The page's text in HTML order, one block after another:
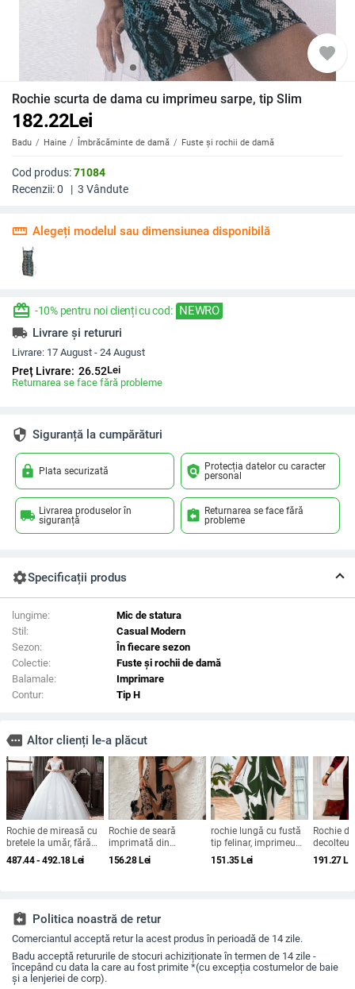
favorite
Rochie scurta de dama cu imprimeu sarpe, tip Slim
182.22Lei
Badu Haine Îmbrăcăminte de damă Fuste și rochii de damă
Cod produs:71084
Recenzii:0 | 3 Vândute
straighten Alegeți modelul sau dimensiunea disponibilă
redeem -10% pentru noi clienți cu cod: NEWRO
local_shipping Livrare și retururi
Livrare: 17 August - 24 August
Preț Livrare: 26.52Lei
Returnarea se face fără probleme
security Siguranță la cumpărături
lock Plata securizată policy Protecția datelor cu caracter
personal
local_shipping Livrarea produselor în
siguranță
assignment_return Returnarea se face fără
probleme
settingsSpecificații produs
lungime:
Mic de statura
Stil:
Casual Modern
Sezon:
În fiecare sezon
Colectie:
Fuste și rochii de damă
Balamale:
Imprimare
Contur:
Tip H
more Altor clienți le-a plăcut
Rochie de mireasă cu
bretele la umăr, fără
mâneci, talie medie,
fustă tutu, mătase
487.44 - 492.18Lei
Rochie de seară
imprimată din
Brushed Milk Silk, cu
un umăr, decolteu
156.28Lei
rochie lungă cu fustă
tip felinar, imprimeu
geometric, guler
rotund, mâneci scurte,
151.35Lei
Rochie
decolteu
trei
midi,
191.27Lei
assignment_return Politica noastră de retur
Comerciantul acceptă retur la acest produs în perioadă de 14 zile.
Badu acceptă retururile de stocuri achiziționate în termen de 14 zile -
începând cu data la care au fost primite *(cu excepția costumelor de baie
și a lenjeriei de corp).